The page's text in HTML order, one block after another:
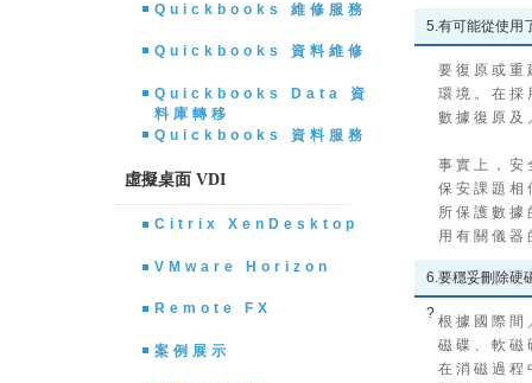
Quickbooks 維修服務
Quickbooks 資料維修
Quickbooks Data 資
料庫轉移
Quickbooks 資料服務
虛擬桌面 VDI
Citrix XenDesktop
VMware Horizon
Remote FX
案例展示
5.有可能從使用
要 復 原 或 重
環 境 。 在 採
數 據 復 原 及
事 實 上 ， 安
保 安 課 題 相
所 保 護 數 據
用 有 關 儀 器
6.要穩妥刪除硬
? 根 據 國 際 間
磁 碟 、 軟 磁
在 消 磁 過 程